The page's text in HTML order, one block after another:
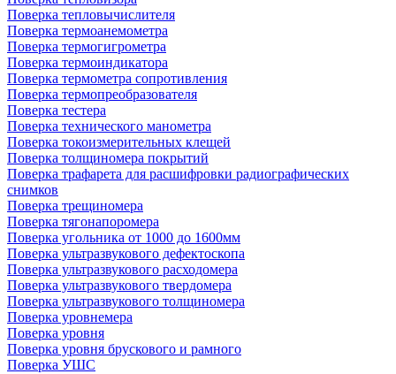
Поверка тепловычислителя
Поверка термоанемометра
Поверка термогигрометра
Поверка термоиндикатора
Поверка термометра сопротивления
Поверка термопреобразователя
Поверка тестера
Поверка технического манометра
Поверка токоизмерительных клещей
Поверка толщиномера покрытий
Поверка трафарета для расшифровки радиографических
снимков
Поверка трещиномера
Поверка тягонапоромера
Поверка угольника от 1000 до 1600мм
Поверка ультразвукового дефектоскопа
Поверка ультразвукового расходомера
Поверка ультразвукового твердомера
Поверка ультразвукового толщиномера
Поверка уровнемера
Поверка уровня
Поверка уровня брускового и рамного
Поверка УШС